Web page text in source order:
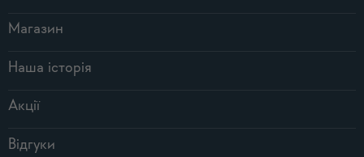
Магазин
Наша історія
Акції
Відгуки